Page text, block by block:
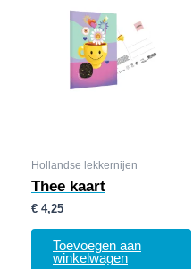
Hollandse lekkernijen
Thee kaart
€ 4,25
Toevoegen aan
winkelwagen